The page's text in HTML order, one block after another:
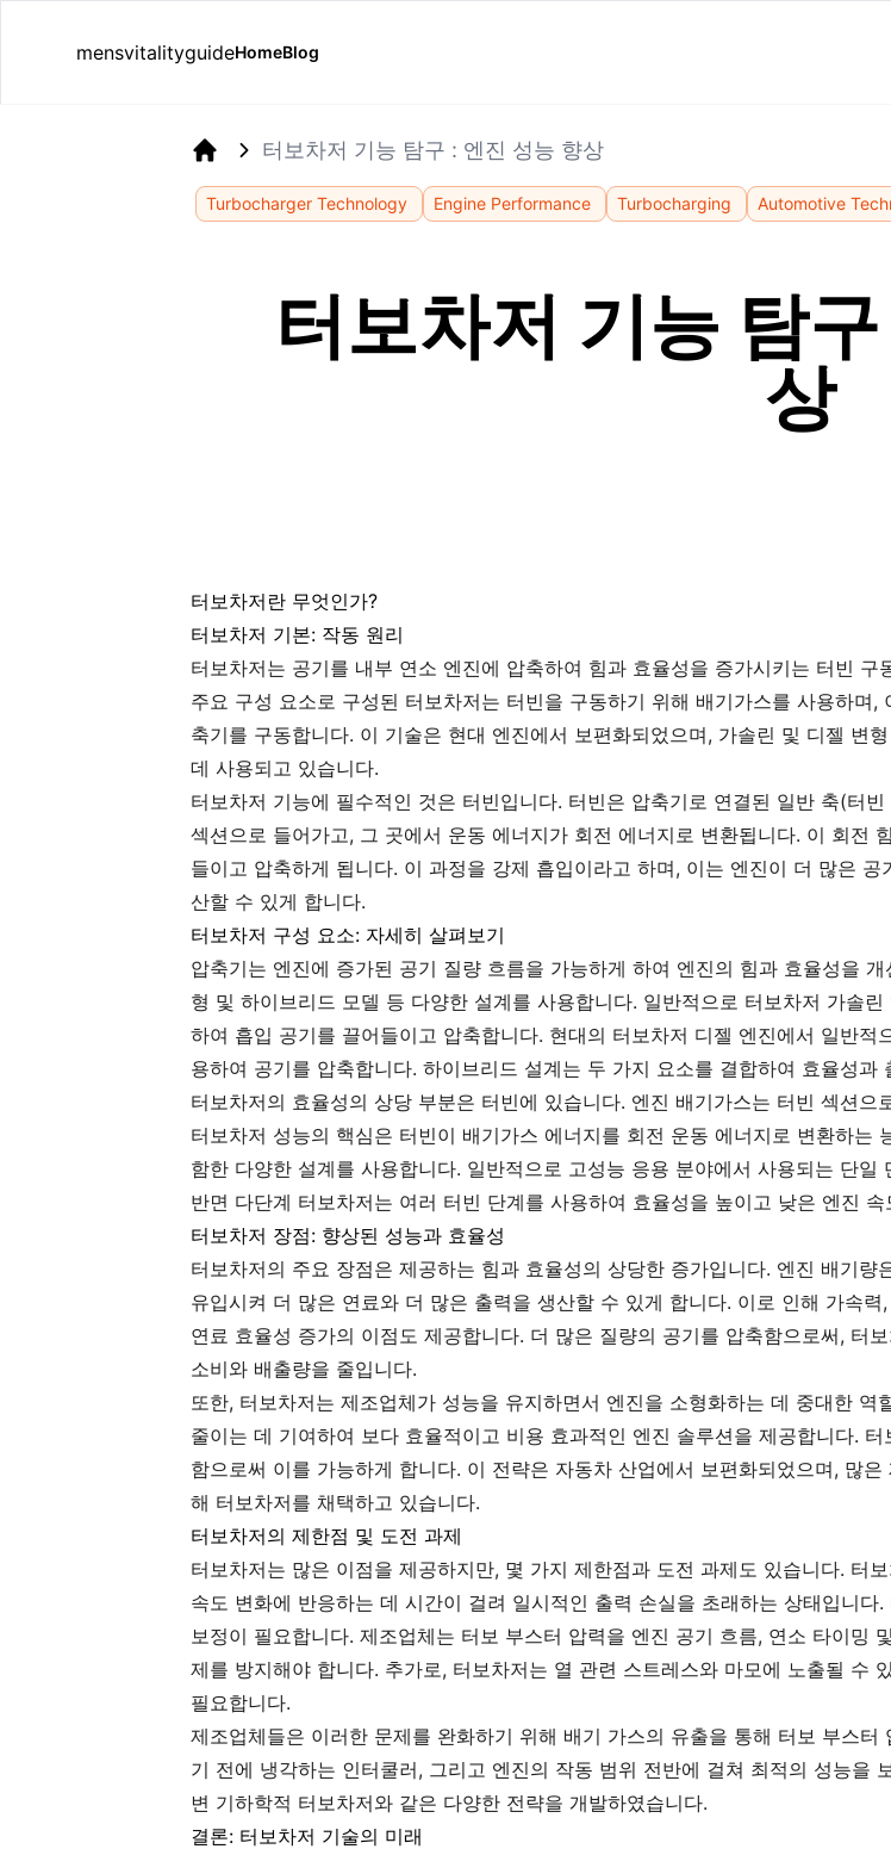
mensvitalityguideHomeBlog
터보차저 기능 탐구 : 엔진 성능 향상
Turbocharger Technology Engine Performance Turbocharging Automotive
터보차저 기능 탐
상
터보차저란 무엇인가?
터보차저 기본: 작동 원리
터보차저는 공기를 내부 연소 엔진에 압축하여 힘과 효율성을 증가시키는 터빈
주요 구성 요소로 구성된 터보차저는 터빈을 구동하기 위해 배기가스를 사용하며
축기를 구동합니다. 이 기술은 현대 엔진에서 보편화되었으며, 가솔린 및 디젤 변
데 사용되고 있습니다.
터보차저 기능에 필수적인 것은 터빈입니다. 터빈은 압축기로 연결된 일반 축(터
섹션으로 들어가고, 그 곳에서 운동 에너지가 회전 에너지로 변환됩니다. 이 회전
들이고 압축하게 됩니다. 이 과정을 강제 흡입이라고 하며, 이는 엔진이 더 많은
산할 수 있게 합니다.
터보차저 구성 요소: 자세히 살펴보기
압축기는 엔진에 증가된 공기 질량 흐름을 가능하게 하여 엔진의 힘과 효율성을
형 및 하이브리드 모델 등 다양한 설계를 사용합니다. 일반적으로 터보차저 가솔
하여 흡입 공기를 끌어들이고 압축합니다. 현대의 터보차저 디젤 엔진에서 일반
용하여 공기를 압축합니다. 하이브리드 설계는 두 가지 요소를 결합하여 효율성과
터보차저의 효율성의 상당 부분은 터빈에 있습니다. 엔진 배기가스는 터빈 섹션
터보차저 성능의 핵심은 터빈이 배기가스 에너지를 회전 운동 에너지로 변환하는
함한 다양한 설계를 사용합니다. 일반적으로 고성능 응용 분야에서 사용되는 단
반면 다단계 터보차저는 여러 터빈 단계를 사용하여 효율성을 높이고 낮은 엔진
터보차저 장점: 향상된 성능과 효율성
터보차저의 주요 장점은 제공하는 힘과 효율성의 상당한 증가입니다. 엔진 배기
유입시켜 더 많은 연료와 더 많은 출력을 생산할 수 있게 합니다. 이로 인해 가속
연료 효율성 증가의 이점도 제공합니다. 더 많은 질량의 공기를 압축함으로써, 터
소비와 배출량을 줄입니다.
또한, 터보차저는 제조업체가 성능을 유지하면서 엔진을 소형화하는 데 중대한
줄이는 데 기여하여 보다 효율적이고 비용 효과적인 엔진 솔루션을 제공합니다.
함으로써 이를 가능하게 합니다. 이 전략은 자동차 산업에서 보편화되었으며, 많
해 터보차저를 채택하고 있습니다.
터보차저의 제한점 및 도전 과제
터보차저는 많은 이점을 제공하지만, 몇 가지 제한점과 도전 과제도 있습니다. 터
속도 변화에 반응하는 데 시간이 걸려 일시적인 출력 손실을 초래하는 상태입니
보정이 필요합니다. 제조업체는 터보 부스터 압력을 엔진 공기 흐름, 연소 타이밍
제를 방지해야 합니다. 추가로, 터보차저는 열 관련 스트레스와 마모에 노출될 수
필요합니다.
제조업체들은 이러한 문제를 완화하기 위해 배기 가스의 유출을 통해 터보 부스
기 전에 냉각하는 인터쿨러, 그리고 엔진의 작동 범위 전반에 걸쳐 최적의 성능을
변 기하학적 터보차저와 같은 다양한 전략을 개발하였습니다.
결론: 터보차저 기술의 미래